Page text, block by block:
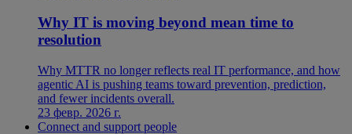
Why IT is moving beyond mean time to
resolution
Why MTTR no longer reflects real IT performance, and how
agentic AI is pushing teams toward prevention, prediction,
and fewer incidents overall.
23 февр. 2026 г.
Connect and support people